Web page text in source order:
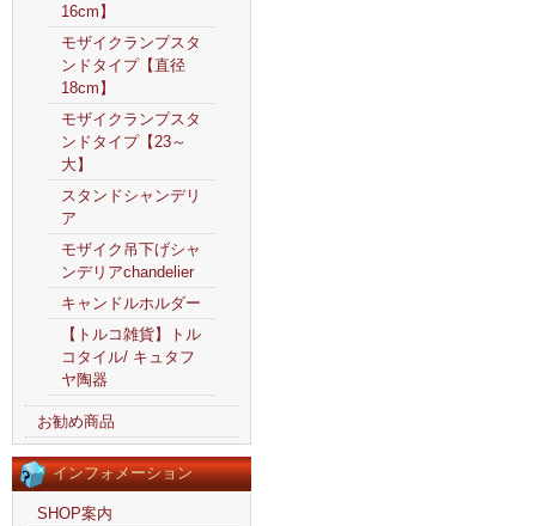
16cm】
モザイクランプスタ
ンドタイプ【直径
18cm】
モザイクランプスタ
ンドタイプ【23～
大】
スタンドシャンデリ
ア
モザイク吊下げシャ
ンデリアchandelier
キャンドルホルダー
【トルコ雑貨】トル
コタイル/ キュタフ
ヤ陶器
お勧め商品
インフォメーション
SHOP案内